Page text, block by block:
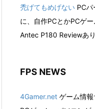
禿げてもめげない PC
に、自作PCとかPCゲ
Antec P180 Reviewあり
FPS NEWS
4Gamer.net ゲーム情報